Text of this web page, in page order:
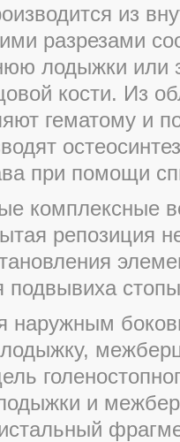
из
разрезами
лодыжки или
кости. Из
гематому и
при помощи
комплексные
репозиция
подвывиха
наружным
и